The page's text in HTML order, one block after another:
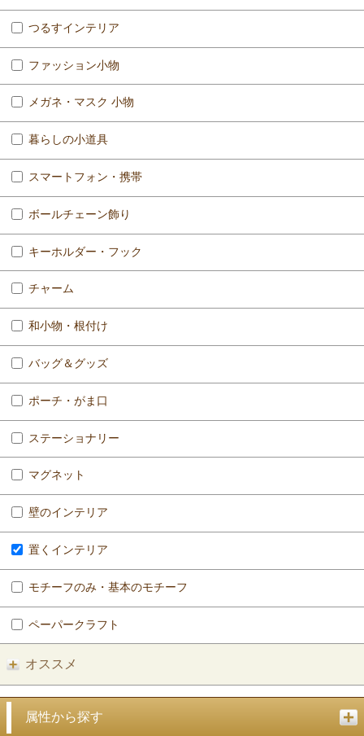
つるすインテリア
ファッション小物
メガネ・マスク 小物
暮らしの小道具
スマートフォン・携帯
ボールチェーン飾り
キーホルダー・フック
チャーム
和小物・根付け
バッグ＆グッズ
ポーチ・がま口
ステーショナリー
マグネット
壁のインテリア
置くインテリア
モチーフのみ・基本のモチーフ
ペーパークラフト
オススメ
属性から探す